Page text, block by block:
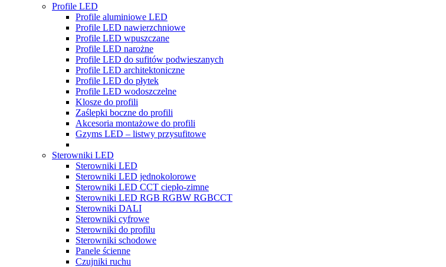
Profile LED
Profile aluminiowe LED
Profile LED nawierzchniowe
Profile LED wpuszczane
Profile LED narożne
Profile LED do sufitów podwieszanych
Profile LED architektoniczne
Profile LED do płytek
Profile LED wodoszczelne
Klosze do profili
Zaślepki boczne do profili
Akcesoria montażowe do profili
Gzyms LED – listwy przysufitowe
Sterowniki LED
Sterowniki LED
Sterowniki LED jednokolorowe
Sterowniki LED CCT ciepło-zimne
Sterowniki LED RGB RGBW RGBCCT
Sterowniki DALI
Sterowniki cyfrowe
Sterowniki do profilu
Sterowniki schodowe
Panele ścienne
Czujniki ruchu